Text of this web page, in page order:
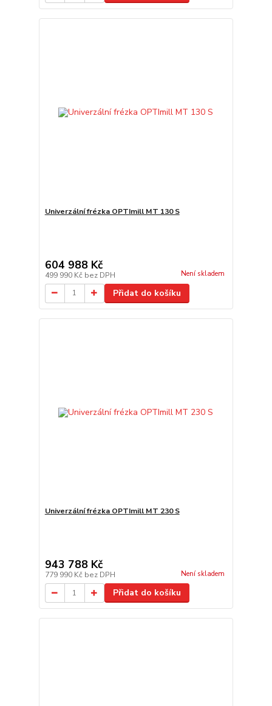
Univerzální frézka OPTImill MT 130 S
604 988 Kč
499 990 Kč bez DPH Není skladem
Přidat do košíku
Univerzální frézka OPTImill MT 230 S
943 788 Kč
779 990 Kč bez DPH Není skladem
Přidat do košíku